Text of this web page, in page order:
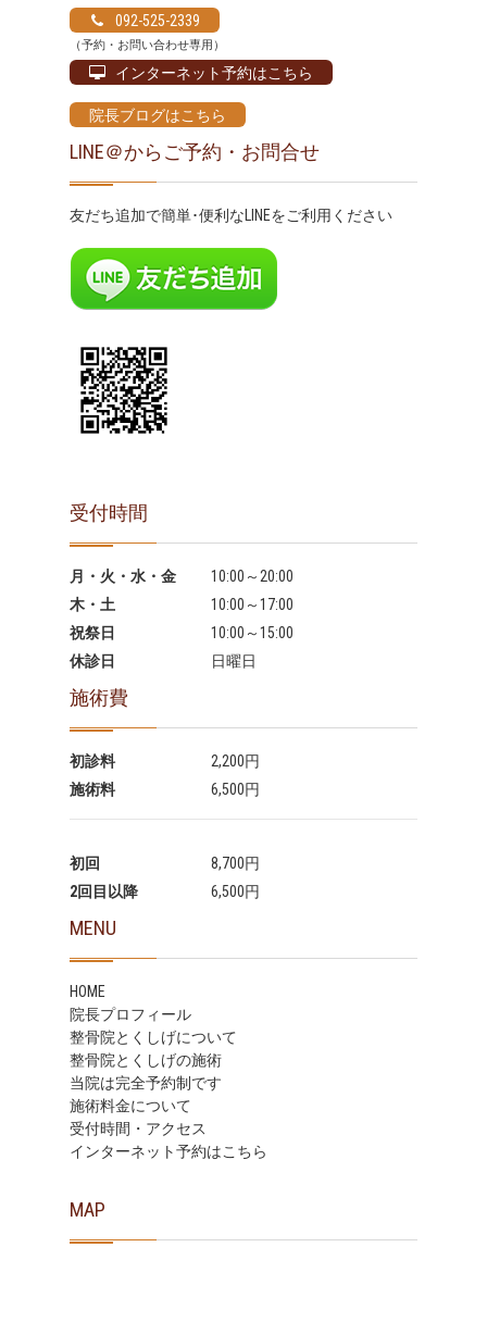
092-525-2339
（予約・お問い合わせ専用）
インターネット予約はこちら
院長ブログはこちら
LINE＠からご予約・お問合せ
友だち追加で簡単･便利なLINEをご利用ください
受付時間
月・火・水・金
10:00～20:00
木・土
10:00～17:00
祝祭日
10:00～15:00
休診日
日曜日
施術費
初診料
2,200円
施術料
6,500円
初回
8,700円
2回目以降
6,500円
MENU
HOME
院長プロフィール
整骨院とくしげについて
整骨院とくしげの施術
当院は完全予約制です
施術料金について
受付時間・アクセス
インターネット予約はこちら
MAP